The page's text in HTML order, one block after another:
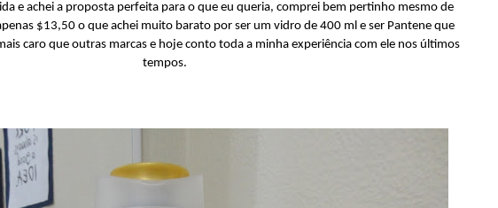
e achei a proposta perfeita para o que eu queria, comprei bem pertinho mesmo de
$13,50 o que achei muito barato por ser um vidro de 400 ml e ser Pantene que
caro que outras marcas e hoje conto toda a minha experiência com ele nos últimos
tempos.